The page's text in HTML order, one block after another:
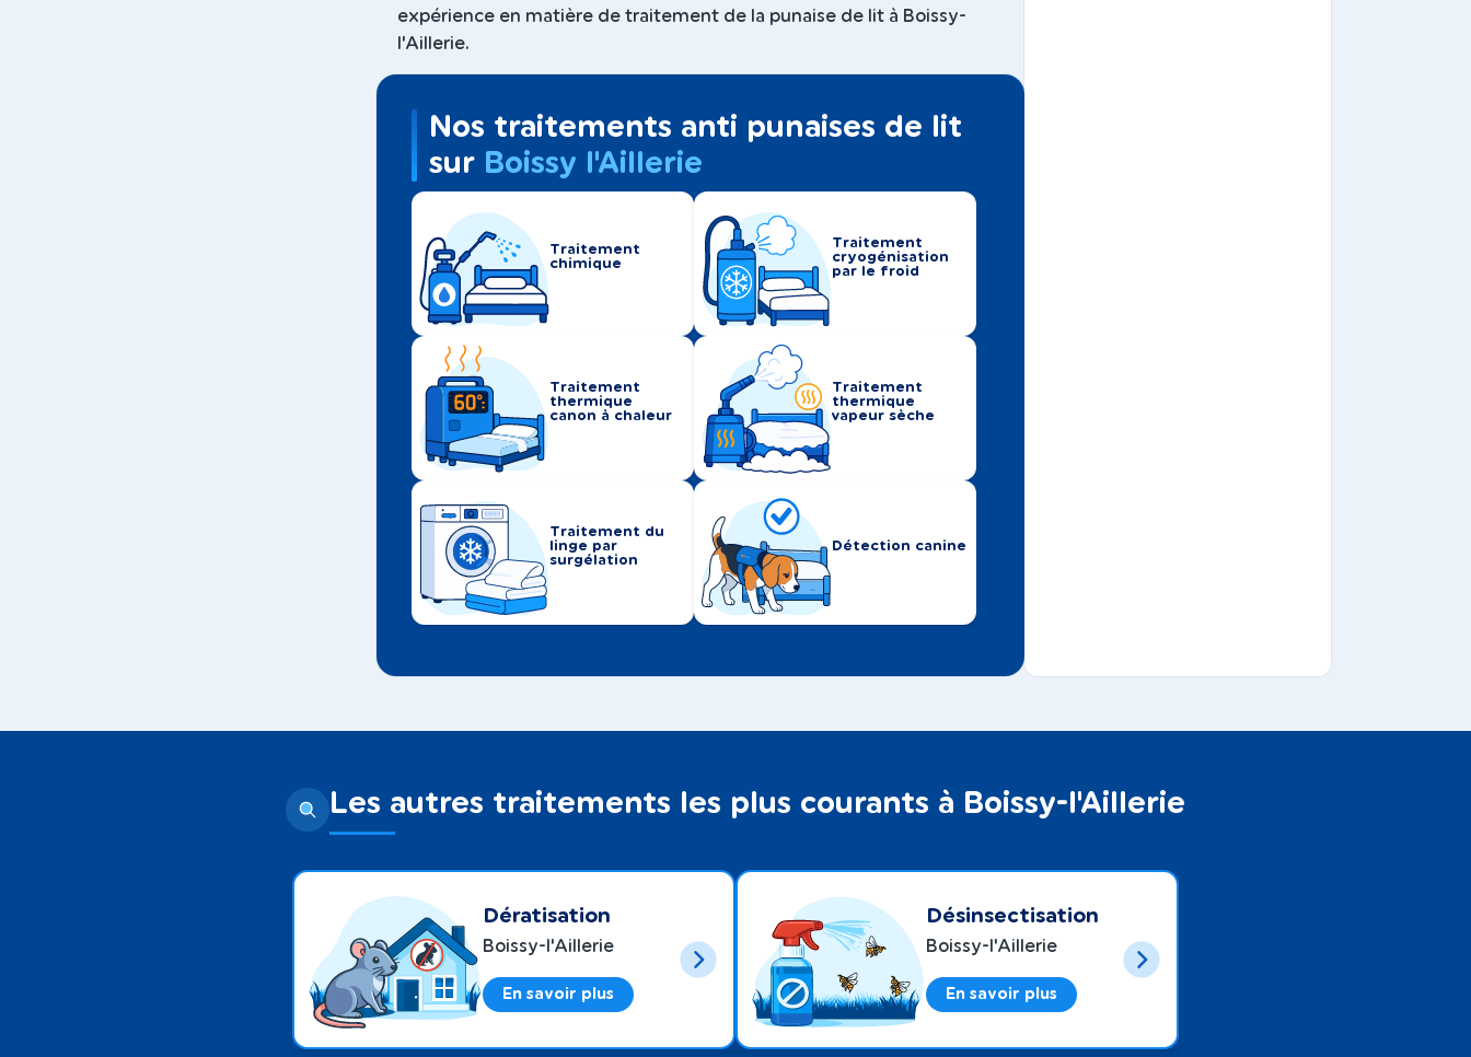
expérience en matière de traitement de la punaise de lit à Boissy-
l'Aillerie.
Nos traitements anti punaises de lit
sur Boissy l'Aillerie
Traitement
chimique
Traitement
cryogénisation
par le froid
Traitement
thermique
canon à chaleur
Traitement
thermique
vapeur sèche
Traitement du
linge par
surgélation
Détection canine
Les autres traitements les plus courants à Boissy-l'Aillerie
Dératisation
Boissy-l'Aillerie
En savoir plus
Désinsectisation
Boissy-l'Aillerie
En savoir plus